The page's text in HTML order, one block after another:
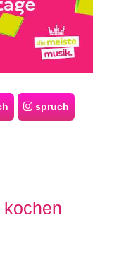
spruch